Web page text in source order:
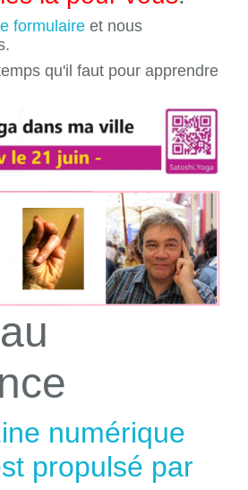
formulaire et nous
qu'il faut pour apprendre
numérique
propulsé par